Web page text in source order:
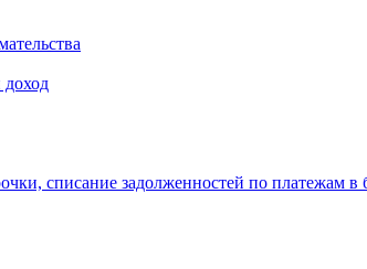
списание задолженностей по платежам